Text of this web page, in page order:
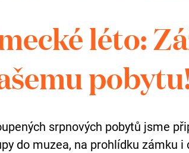
pro
léto:
srpnových pobytů jsme
do muzea, na prohlídku zámku i